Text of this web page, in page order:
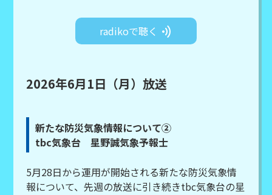
radikoで聴く
2026年6月1日（月）放送
新たな防災気象情報について②
tbc気象台 星野誠気象予報士
5月28日から運用が開始される新たな防災気象情
報について、先週の放送に引き続きtbc気象台の星